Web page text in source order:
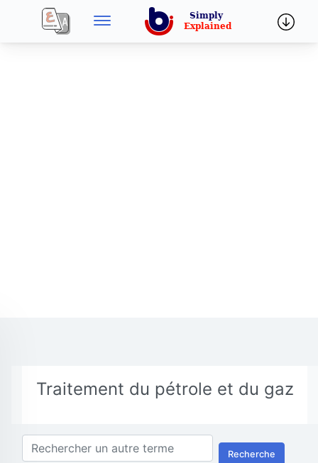
Traitement du pétrole et du gaz
Recherche